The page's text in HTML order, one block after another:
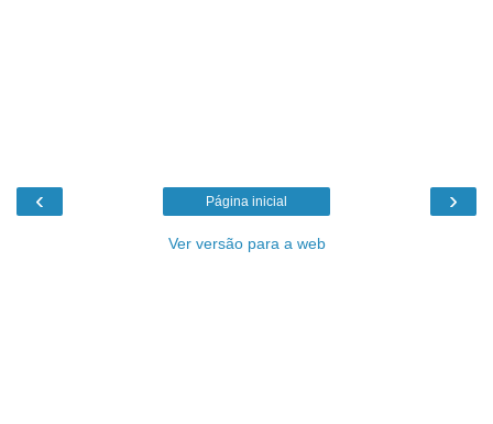
‹ ›
Página inicial
Ver versão para a web